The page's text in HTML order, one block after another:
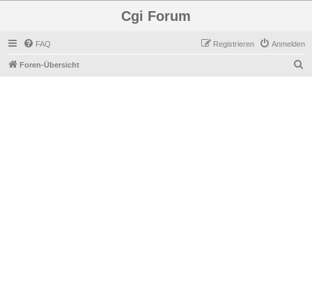
Cgi Forum
FAQ Anmelden
Registrieren
Foren-Übersicht